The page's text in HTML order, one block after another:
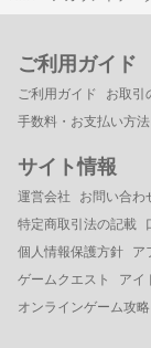
ご利用ガイド
ご利用ガイド お取引
手数料・お支払い方法
サイト情報
運営会社 お問い合わ
特定商取引法の記載
個人情報保護方針
ア
ゲームクエスト
アイ
オンラインゲーム攻